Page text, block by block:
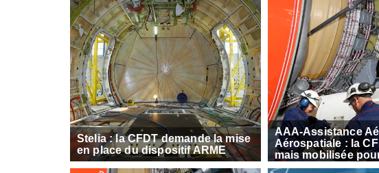
Stelia : la CFDT demande la mise
en place du dispositif ARME
AAA-Assistance
Aérospatiale : la
mais mobilisée